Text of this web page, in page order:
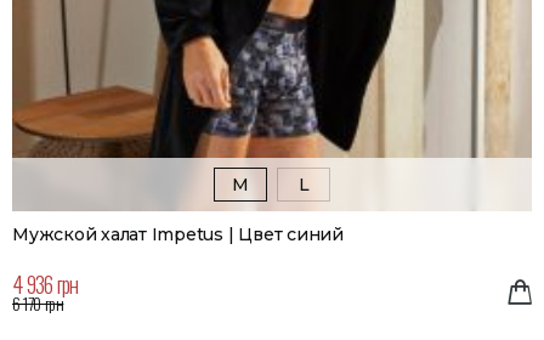
M L
Мужской халат Impetus | Цвет синий
4 936 грн
6 170 грн